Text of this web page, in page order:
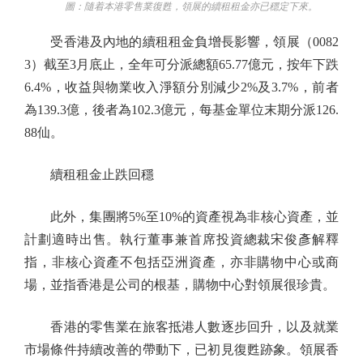
圖：隨着本港零售業復甦，領展的續租租金亦已穩定下來。
受香港及內地的續租租金負增長影響，領展（0082
3）截至3月底止，全年可分派總額65.77億元，按年下跌
6.4%，收益與物業收入淨額分別減少2%及3.7%，前者
為139.3億，後者為102.3億元，每基金單位末期分派126.
88仙。
續租租金止跌回穩
此外，集團將5%至10%的資產視為非核心資產，並
計劃適時出售。執行董事兼首席投資總裁宋俊彥解釋
指，非核心資產不包括亞洲資產，亦非購物中心或商
場，並指香港是公司的根基，購物中心對領展很珍貴。
香港的零售業在旅客抵港人數逐步回升，以及就業
市場條件持續改善的帶動下，已初見復甦跡象。領展香